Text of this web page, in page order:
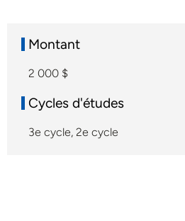
Montant
2 000 $
Cycles d'études
3e cycle, 2e cycle